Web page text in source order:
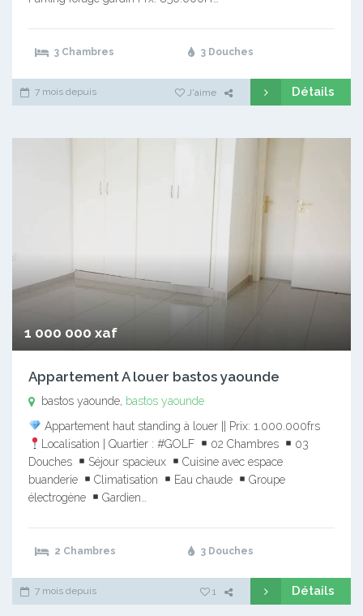
3 Chambres 3 Douches
7 mois depuis J'aime Détails
1 000 000 xaf
Appartement A louer bastos yaounde
bastos yaounde, bastos yaounde
Appartement haut standing à louer || Prix: 1.000.000frs
Localisation | Quartier : #GOLF
02 Chambres
03
Douches
Séjour spacieux
Cuisine avec espace
buanderie
Climatisation Eau chaude
Groupe
électrogène
Gardien…
2 Chambres 3 Douches
7 mois depuis 1 Détails